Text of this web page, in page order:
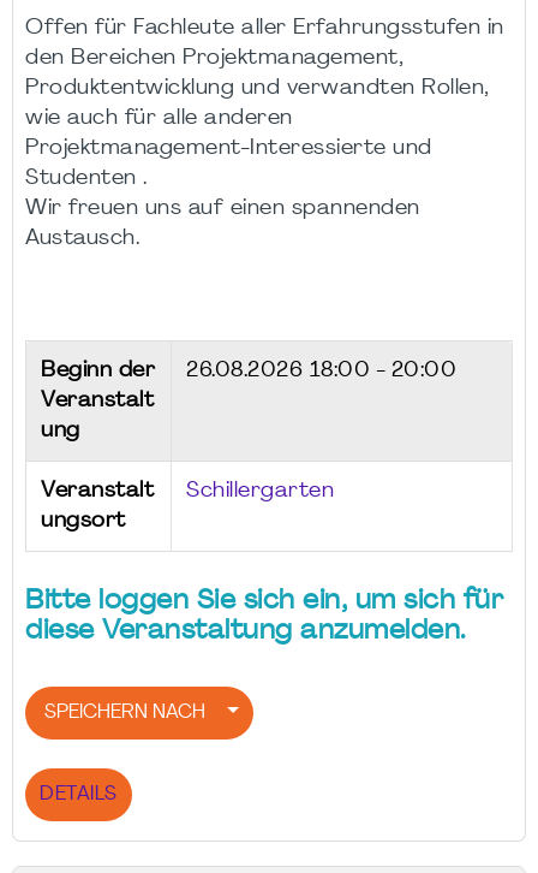
Offen für Fachleute aller Erfahrungsstufen in
den Bereichen Projektmanagement,
Produktentwicklung und verwandten Rollen,
wie auch für alle anderen
Projektmanagement-Interessierte und
Studenten .
Wir freuen uns auf einen spannenden
Austausch.
Beginn der
Veranstalt
ung
26.08.2026 18:00 - 20:00
Veranstalt
ungsort
Schillergarten
Bitte loggen Sie sich ein, um sich für
diese Veranstaltung anzumelden.
SPEICHERN NACH
DETAILS